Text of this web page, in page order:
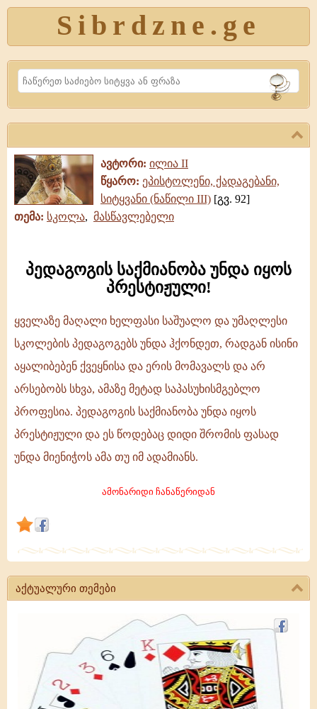
Sibrdzne.ge
Search
ავტორი: ილია II
წყარო: ეპისტოლენი, ქადაგებანი,
სიტყვანი (ნაწილი III) [გვ. 92]
თემა: სკოლა, მასწავლებელი
პედაგოგის საქმიანობა უნდა იყოს
პრესტიჟული!
ყველაზე მაღალი ხელფასი საშუალო და უმაღლესი
სკოლების პედაგოგებს უნდა ჰქონდეთ, რადგან ისინი
აყალიბებენ ქვეყნისა და ერის მომავალს და არ
არსებობს სხვა, ამაზე მეტად საპასუხისმგებლო
პროფესია. პედაგოგის საქმიანობა უნდა იყოს
პრესტიჟული და ეს წოდებაც დიდი შრომის ფასად
უნდა მიენიჭოს ამა თუ იმ ადამიანს.
ამონარიდი ჩანაწერიდან
აქტუალური თემები